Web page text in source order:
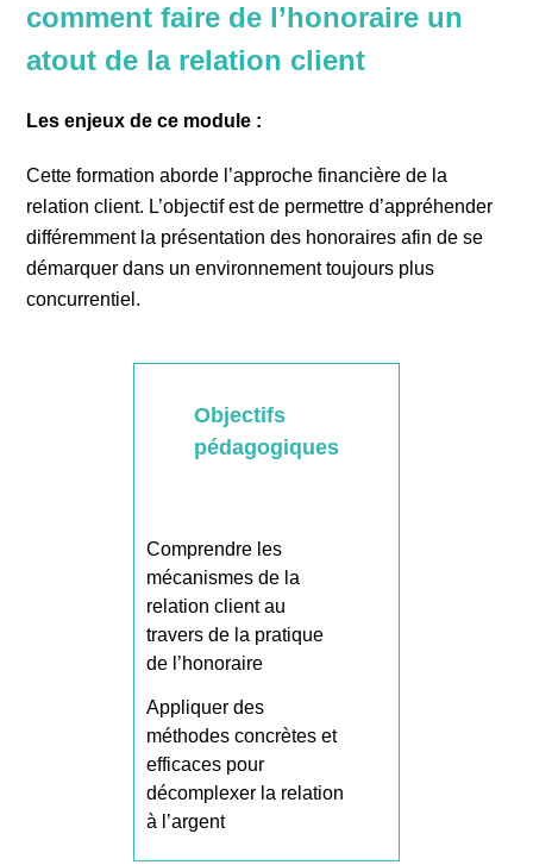
comment faire de l’honoraire un
atout de la relation client
Les enjeux de ce module :
Cette formation aborde l’approche financière de la
relation client. L’objectif est de permettre d’appréhender
différemment la présentation des honoraires afin de se
démarquer dans un environnement toujours plus
concurrentiel.
Objectifs
pédagogiques
Comprendre les
mécanismes de la
relation client au
travers de la pratique
de l’honoraire
Appliquer des
méthodes concrètes et
efficaces pour
décomplexer la relation
à l’argent